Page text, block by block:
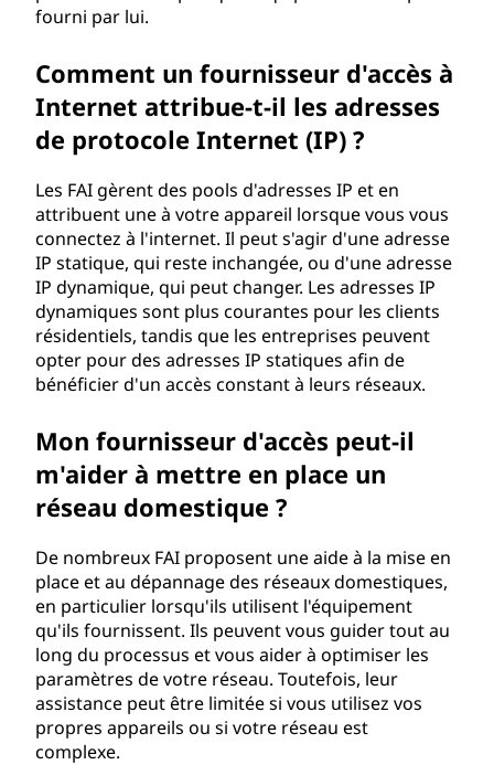
fourni par lui.
Comment un fournisseur d'accès à
Internet attribue-t-il les adresses
de protocole Internet (IP) ?
Les FAI gèrent des pools d'adresses IP et en
attribuent une à votre appareil lorsque vous vous
connectez à l'internet. Il peut s'agir d'une adresse
IP statique, qui reste inchangée, ou d'une adresse
IP dynamique, qui peut changer. Les adresses IP
dynamiques sont plus courantes pour les clients
résidentiels, tandis que les entreprises peuvent
opter pour des adresses IP statiques afin de
bénéficier d'un accès constant à leurs réseaux.
Mon fournisseur d'accès peut-il
m'aider à mettre en place un
réseau domestique ?
De nombreux FAI proposent une aide à la mise en
place et au dépannage des réseaux domestiques,
en particulier lorsqu'ils utilisent l'équipement
qu'ils fournissent. Ils peuvent vous guider tout au
long du processus et vous aider à optimiser les
paramètres de votre réseau. Toutefois, leur
assistance peut être limitée si vous utilisez vos
propres appareils ou si votre réseau est
complexe.